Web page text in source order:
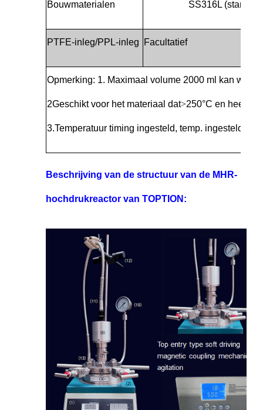
Bouwmaterialen SS316L
PTFE-inleg/PPL-inleg Facultatief
Opmerking: 1. Maximaal volume 2000 ml kan
2Geschikt voor het materiaal dat>250°C en heeft
3.Temperatuur timing ingesteld, temp. ingesteld bij
Beschrijving van de structuur van de MHR-
hochdrukreactor van TOPTION: